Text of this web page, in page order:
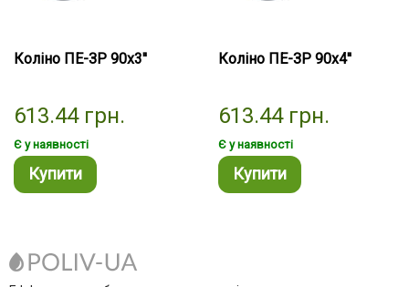
Коліно ПЕ-ЗР 90х3''
613.44 грн.
Є у наявності
Купити
Коліно ПЕ-ЗР 90х4''
613.44 грн.
Є у наявності
Купити